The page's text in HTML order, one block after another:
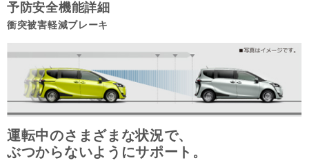
予防安全機能詳細
衝突被害軽減ブレーキ
運転中のさまざまな状況で、
ぶつからないようにサポート。